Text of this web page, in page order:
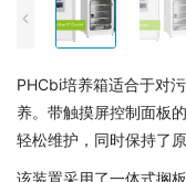
PHCbi培养箱适合于对
养。带触摸屏控制面板
轻松维护，同时保持了
该装置采用了一体式搁